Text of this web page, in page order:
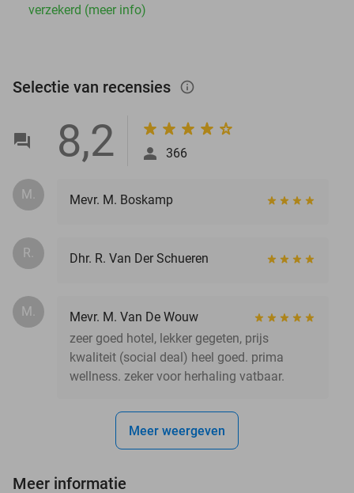
verzekerd (meer info)
Selectie van recensies info_outlined
8,2 366
M. Mevr. M. Boskamp
R. Dhr. R. Van Der Schueren
M.
Mevr. M. Van De Wouw
zeer goed hotel, lekker gegeten, prijs
kwaliteit (social deal) heel goed. prima
wellness. zeker voor herhaling vatbaar.
Meer weergeven
Meer informatie